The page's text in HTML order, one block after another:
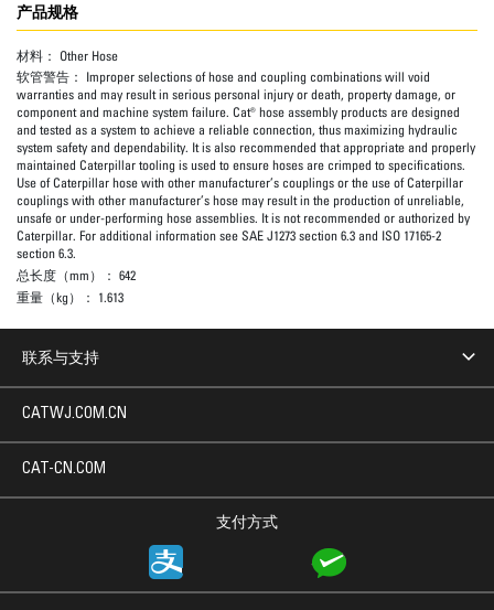
产品规格
材料： Other Hose
软管警告： Improper selections of hose and coupling combinations will void
warranties and may result in serious personal injury or death, property damage, or
component and machine system failure. Cat® hose assembly products are designed
and tested as a system to achieve a reliable connection, thus maximizing hydraulic
system safety and dependability. It is also recommended that appropriate and properly
maintained Caterpillar tooling is used to ensure hoses are crimped to specifications.
Use of Caterpillar hose with other manufacturer’s couplings or the use of Caterpillar
couplings with other manufacturer’s hose may result in the production of unreliable,
unsafe or under-performing hose assemblies. It is not recommended or authorized by
Caterpillar. For additional information see SAE J1273 section 6.3 and ISO 17165-2
section 6.3.
总长度（mm）： 642
重量（kg）： 1.613
联系与支持
支付方式
CATWJ.COM.CN
CAT-CN.COM